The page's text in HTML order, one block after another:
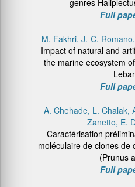
genres
Full
M. Fakhri, J.-C.
Impact of natural and
the marine ecosystem
Full
A. Chehade, L. Chalak,
Zanetto, E.
Caractérisation
moléculaire de clones de
(Prunus
Full